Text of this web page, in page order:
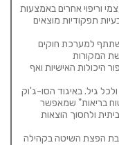
וריפוי אחרים באמצעות
תפקודיות מוצאים
למערכת חוקים
היכולות האישיות ואף
גיל. באיגוד הסו-ג'וק
בריאות" שמאפשר
ולחסוך הוצאות